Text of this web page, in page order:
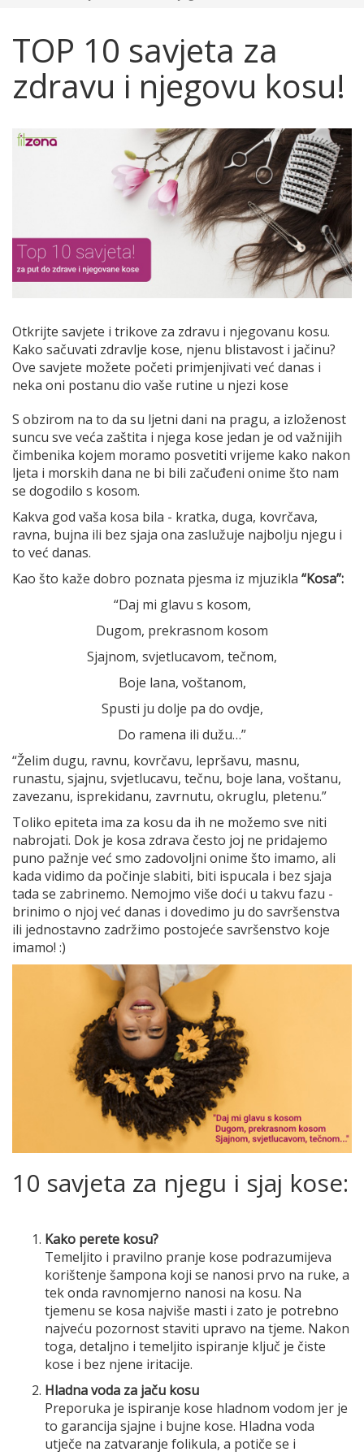
TOP 10 savjeta za
zdravu i njegovu kosu!
Otkrijte savjete i trikove za zdravu i njegovanu kosu.
Kako sačuvati zdravlje kose, njenu blistavost i jačinu?
Ove savjete možete početi primjenjivati već danas i
neka oni postanu dio vaše rutine u njezi kose
S obzirom na to da su ljetni dani na pragu, a izloženost
suncu sve veća zaštita i njega kose jedan je od važnijih
čimbenika kojem moramo posvetiti vrijeme kako nakon
ljeta i morskih dana ne bi bili začuđeni onime što nam
se dogodilo s kosom.
Kakva god vaša kosa bila - kratka, duga, kovrčava,
ravna, bujna ili bez sjaja ona zaslužuje najbolju njegu i
to već danas.
Kao što kaže dobro poznata pjesma iz mjuzikla “Kosa”:
“Daj mi glavu s kosom,
Dugom, prekrasnom kosom
Sjajnom, svjetlucavom, tečnom,
Boje lana, voštanom,
Spusti ju dolje pa do ovdje,
Do ramena ili dužu…”
“Želim dugu, ravnu, kovrčavu, lepršavu, masnu,
runastu, sjajnu, svjetlucavu, tečnu, boje lana, voštanu,
zavezanu, isprekidanu, zavrnutu, okruglu, pletenu.”
Toliko epiteta ima za kosu da ih ne možemo sve niti
nabrojati. Dok je kosa zdrava često joj ne pridajemo
puno pažnje već smo zadovoljni onime što imamo, ali
kada vidimo da počinje slabiti, biti ispucala i bez sjaja
tada se zabrinemo. Nemojmo više doći u takvu fazu -
brinimo o njoj već danas i dovedimo ju do savršenstva
ili jednostavno zadržimo postojeće savršenstvo koje
imamo! :)
10 savjeta za njegu i sjaj kose:
Kako perete kosu?
Temeljito i pravilno pranje kose podrazumijeva
korištenje šampona koji se nanosi prvo na ruke, a
tek onda ravnomjerno nanosi na kosu. Na
tjemenu se kosa najviše masti i zato je potrebno
najveću pozornost staviti upravo na tjeme. Nakon
toga, detaljno i temeljito ispiranje ključ je čiste
kose i bez njene iritacije.
Hladna voda za jaču kosu
Preporuka je ispiranje kose hladnom vodom jer je
to garancija sjajne i bujne kose. Hladna voda
utječe na zatvaranje folikula, a potiče se i